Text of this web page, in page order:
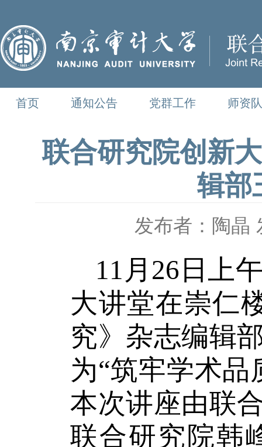
首页 通知公告 党群工作 师资
联合研究院创新
辑部
发布者：陶晶
11 月 26 日上
大讲堂在崇仁
究》杂志编辑
为“筑牢学术品
本次讲座由联
联合研究院韩